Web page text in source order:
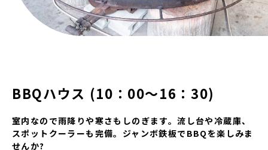
BBQハウス (10：00～16：30)
室内なので雨降りや寒さもしのぎます。流し台や冷蔵庫、
スポットクーラーも完備。ジャンボ鉄板でBBQを楽しみま
せんか?